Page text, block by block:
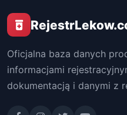
Oficjalna baza danych
informacjami
dokumentacją i danymi z